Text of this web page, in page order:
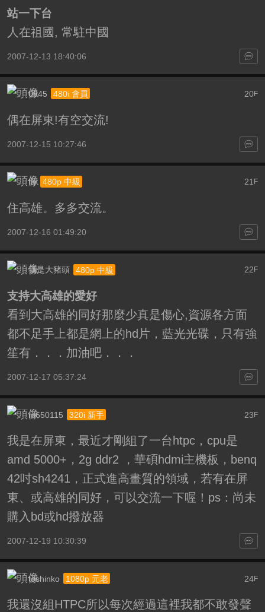
站一下台
人在祖國, 常駐中國
2007-12-13 18:40:06
20F
0945 480i 會員
偶在屏東!有空交流!
2007-12-15 10:27:46
21 F
fly 480p 中級
住高雄。多多交流。
2007-12-16 01:49:20
22 F
我是大豬頭 480p 中級
支持大高雄的愛好
看到大高雄的同好那麼少真是傷心,資源各方面
都不足手上都是網上的hd片，藍光光碟，只有強
笙有．．．加油吧．．．
2007-12-17 05:37:24
23F
m650115 320i 新手
我是在屏東，最近才剛組了一台htpc，cpu是
amd 5000+，2g ddr2 ，華碩hdmi主機板，benq
42吋sh4241，正式進高畫質的領域，若有在屏
東、或高雄的同好，可以交流一下喔！ps：尚未
購入bd或hd撥放器
2007-12-19 10:30:39
24F
toshinko 1080p 元老
我還沒組HTPC所以每次經過這裡我都不敢發聲